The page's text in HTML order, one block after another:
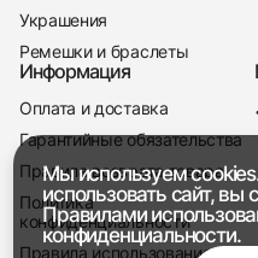
+7 916
Мы
Украшения
Ремешки и браслеты
Информация
Оплата и доставка
Гарантийные обязательства
Правила возврата товара
Политика
конфиденциальности
Правила использования
Мы используем
использовать сайт, вы
Правилами
конфиденциальности.